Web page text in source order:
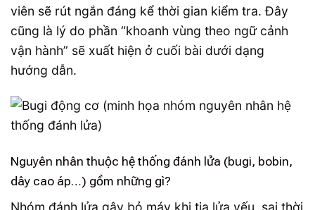
viên sẽ rút ngắn đáng kể thời gian kiểm tra. Đây
cũng là lý do phần “khoanh vùng theo ngữ cảnh
vận hành” sẽ xuất hiện ở cuối bài dưới dạng
hướng dẫn.
Nguyên nhân thuộc hệ thống đánh lửa (bugi, bobin,
dây cao áp…) gồm những gì?
Nhóm đánh lửa gây bỏ máy khi tia lửa yếu, sai thời